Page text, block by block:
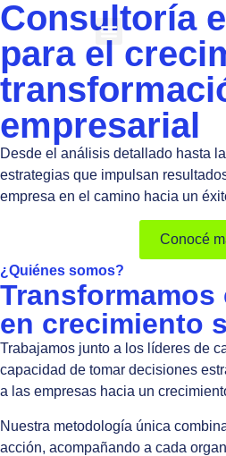
Consultoría
para el
empresarial
Desde el análisis detallado hasta
estrategias que impulsan
empresa en el camino hacia un
Conocé
¿Quiénes somos?
Transformamos
en crecimiento
Trabajamos junto a los líderes de
capacidad de tomar decisiones
a las empresas hacia un
Nuestra metodología única
acción, acompañando a cada